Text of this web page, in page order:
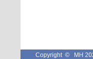
Copyright © MH